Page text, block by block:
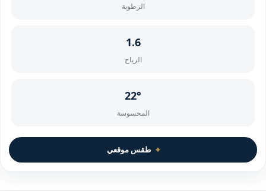
الرطوبة
1.6
الرياح
22°
المحسوسة
⌖ طقس موقعي